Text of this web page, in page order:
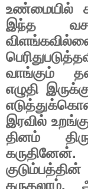
உண்மையில்
இந்த
வாங்கும்
எழுதி
இரவில்
தினம்
கருதினேன்.
குடும்பத்தின்
கருதலாம்.